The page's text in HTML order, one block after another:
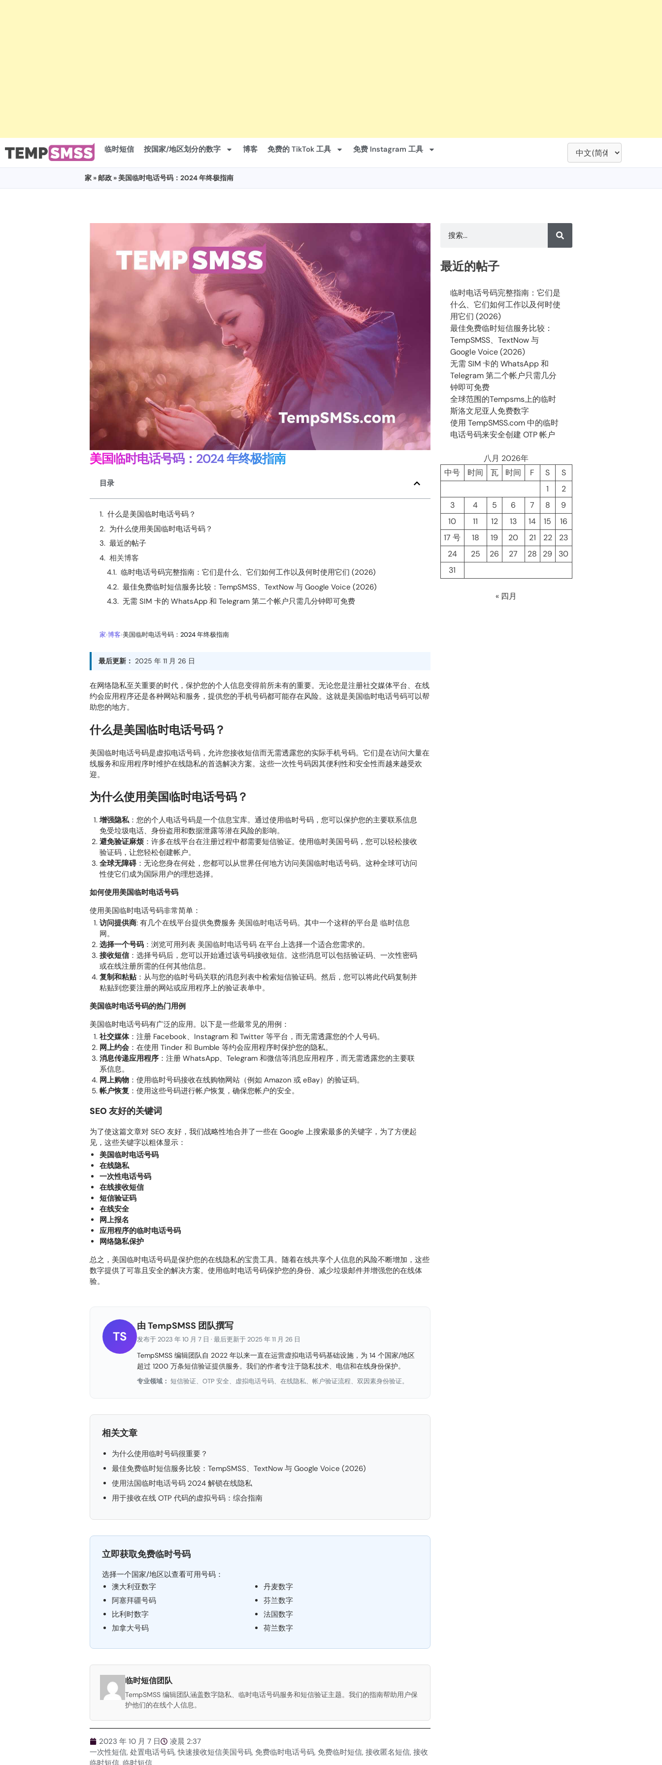
临时短信 按国家/地区划分的数字 博客 免费的 TikTok 工具 免费 Instagram 工具
家 » 邮政 » 美国临时电话号码：2024 年终极指南
美国临时电话号码：2024 年终极指南
目录
什么是美国临时电话号码？
为什么使用美国临时电话号码？
最近的帖子
相关博客
临时电话号码完整指南：它们是什么、它们如何工作以及何时使用它们 (2026)
最佳免费临时短信服务比较：TempSMSS、TextNow 与 Google Voice (2026)
无需 SIM 卡的 WhatsApp 和 Telegram 第二个帐户只需几分钟即可免费
家›博客›美国临时电话号码：2024 年终极指南
最后更新： 2025 年 11 月 26 日
在网络隐私至关重要的时代，保护您的个人信息变得前所未有的重要。无论您是注册社交媒体平台、在线
约会应用程序还是各种网站和服务，提供您的手机号码都可能存在风险。这就是美国临时电话号码可以帮
助您的地方。
什么是美国临时电话号码？
美国临时电话号码是虚拟电话号码，允许您接收短信而无需透露您的实际手机号码。它们是在访问大量在
线服务和应用程序时维护在线隐私的首选解决方案。这些一次性号码因其便利性和安全性而越来越受欢
迎。
为什么使用美国临时电话号码？
增强隐私：您的个人电话号码是一个信息宝库。通过使用临时号码，您可以保护您的主要联系信息
免受垃圾电话、身份盗用和数据泄露等潜在风险的影响。
避免验证麻烦：许多在线平台在注册过程中都需要短信验证。使用临时美国号码，您可以轻松接收
验证码，让您轻松创建帐户。
全球无障碍：无论您身在何处，您都可以从世界任何地方访问美国临时电话号码。这种全球可访问
性使它们成为国际用户的理想选择。
如何使用美国临时电话号码
使用美国临时电话号码非常简单：
访问提供商: 有几个在线平台提供免费服务 美国临时电话号码。其中一个这样的平台是 临时信息
网。
选择一个号码 ：浏览可用列表 美国临时电话号码 在平台上选择一个适合您需求的。
接收短信：选择号码后，您可以开始通过该号码接收短信。这些消息可以包括验证码、一次性密码
或在线注册所需的任何其他信息。
复制和粘贴：从与您的临时号码关联的消息列表中检索短信验证码。然后，您可以将此代码复制并
粘贴到您要注册的网站或应用程序上的验证表单中。
美国临时电话号码的热门用例
美国临时电话号码有广泛的应用。以下是一些最常见的用例：
社交媒体：注册 Facebook、Instagram 和 Twitter 等平台，而无需透露您的个人号码。
网上约会 ：在使用 Tinder 和 Bumble 等约会应用程序时保护您的隐私。
消息传递应用程序 ：注册 WhatsApp、Telegram 和微信等消息应用程序，而无需透露您的主要联
系信息。
网上购物 ：使用临时号码接收在线购物网站（例如 Amazon 或 eBay）的验证码。
帐户恢复 ：使用这些号码进行帐户恢复，确保您帐户的安全。
SEO 友好的关键词
为了使这篇文章对 SEO 友好，我们战略性地合并了一些在 Google 上搜索最多的关键字，为了方便起
见，这些关键字以粗体显示：
美国临时电话号码
在线隐私
一次性电话号码
在线接收短信
短信验证码
在线安全
网上报名
应用程序的临时电话号码
网络隐私保护
总之，美国临时电话号码是保护您的在线隐私的宝贵工具。随着在线共享个人信息的风险不断增加，这些
数字提供了可靠且安全的解决方案。使用临时电话号码保护您的身份、减少垃圾邮件并增强您的在线体
验。
TS
由 TempSMSS 团队撰写
发布于 2023 年 10 月 7 日 · 最后更新于 2025 年 11 月 26 日
TempSMSS 编辑团队自 2022 年以来一直在运营虚拟电话号码基础设施，为 14 个国家/地区
超过 1200 万条短信验证提供服务。我们的作者专注于隐私技术、电信和在线身份保护。
专业领域： 短信验证、OTP 安全、虚拟电话号码、在线隐私、帐户验证流程、双因素身份验证。
相关文章
为什么使用临时号码很重要？
最佳免费临时短信服务比较：TempSMSS、TextNow 与 Google Voice (2026)
使用法国临时电话号码 2024 解锁在线隐私
用于接收在线 OTP 代码的虚拟号码：综合指南
立即获取免费临时号码
选择一个国家/地区以查看可用号码：
澳大利亚数字
阿塞拜疆号码
比利时数字
加拿大号码
丹麦数字
芬兰数字
法国数字
荷兰数字
临时短信团队
TempSMSS 编辑团队涵盖数字隐私、临时电话号码服务和短信验证主题。我们的指南帮助用户保
护他们的在线个人信息。
2023 年 10 月 7 日
凌晨 2:37
一次性短信, 处置电话号码,快速接收短信美国号码, 免费临时电话号码, 免费临时短信, 接收匿名短信, 接收
最近的帖子
临时电话号码完整指南：它们是
什么、它们如何工作以及何时使
用它们 (2026)
最佳免费临时短信服务比较：
TempSMSS、TextNow 与
Google Voice (2026)
无需 SIM 卡的 WhatsApp 和
Telegram 第二个帐户只需几分
钟即可免费
全球范围的Tempsms上的临时
斯洛文尼亚人免费数字
使用 TempSMSS.com 中的临时
电话号码来安全创建 OTP 帐户
八月 2026年
中号
时间 瓦 时间 F S
S
1
2
3
4 5 6 7 8
9
10
11 12 13 14 15
16
17 号
18 19 20 21 22
23
24
25 26 27 28 29
30
31
« 四月